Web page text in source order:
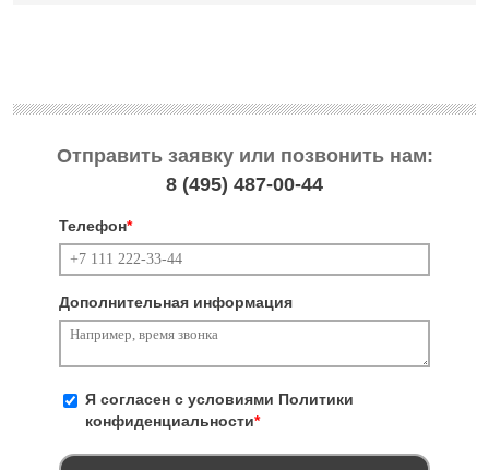
Отправить заявку или позвонить нам:
8 (495) 487-00-44
Телефон*
Дополнительная информация
Я согласен с условиями Политики
конфиденциальности*